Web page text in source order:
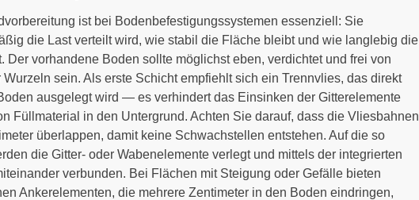
ist bei Bodenbefestigungssystemen essenziell: Sie
die Last verteilt wird, wie stabil die Fläche bleibt und wie langlebig die
Der vorhandene Boden sollte möglichst eben, verdichtet und frei von
sein. Als erste Schicht empfiehlt sich ein Trennvlies, das direkt
ausgelegt wird — es verhindert das Einsinken der Gitterelemente
Füllmaterial in den Untergrund. Achten Sie darauf, dass die Vliesbahnen
überlappen, damit keine Schwachstellen entstehen. Auf die so
die Gitter- oder Wabenelemente verlegt und mittels der integrierten
verbunden. Bei Flächen mit Steigung oder Gefälle bieten
Ankerelementen, die mehrere Zentimeter in den Boden eindringen,